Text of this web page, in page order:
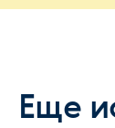
Еще